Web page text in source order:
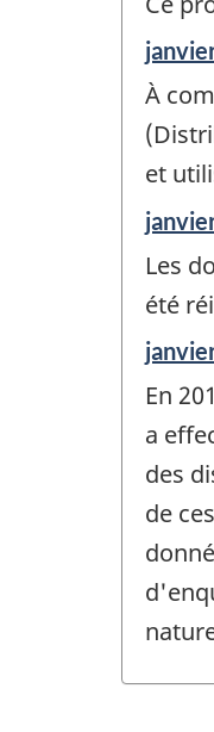
de
de
-
À
et
de
-
Les
été
de
-
En
a
des
de